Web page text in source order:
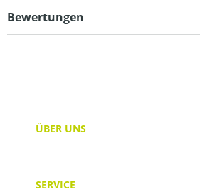
Bewertungen
ÜBER UNS
SERVICE